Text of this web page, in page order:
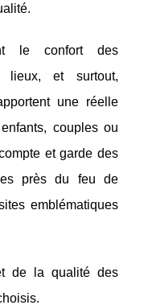
le confort des
et surtout,
une réelle
couples ou
et garde des
près du feu de
emblématiques
de la qualité des